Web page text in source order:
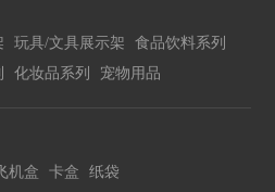
玩具/文具展示架
食品饮料系列
化妆品系列 宠物用品
机盒 卡盒 纸袋